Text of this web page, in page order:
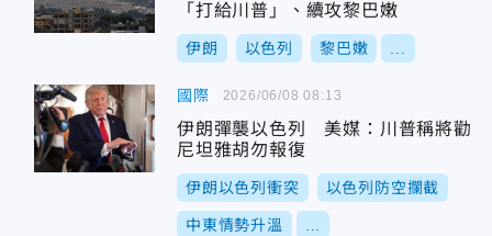
「打給川普」、續攻黎巴嫩
伊朗 以色列 黎巴嫩
國際
伊朗彈襲以色列 美媒：川普稱將勸
尼坦雅胡勿報復
伊朗以色列衝突 以色列防空攔截
中東情勢升溫
2026/06/08 08:13